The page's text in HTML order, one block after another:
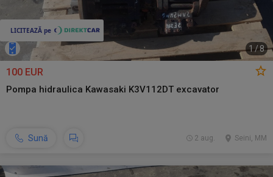
1 /8
100 EUR
Pompa hidraulica Kawasaki K3V112DT excavator
Sună Seini, MM
2 aug.